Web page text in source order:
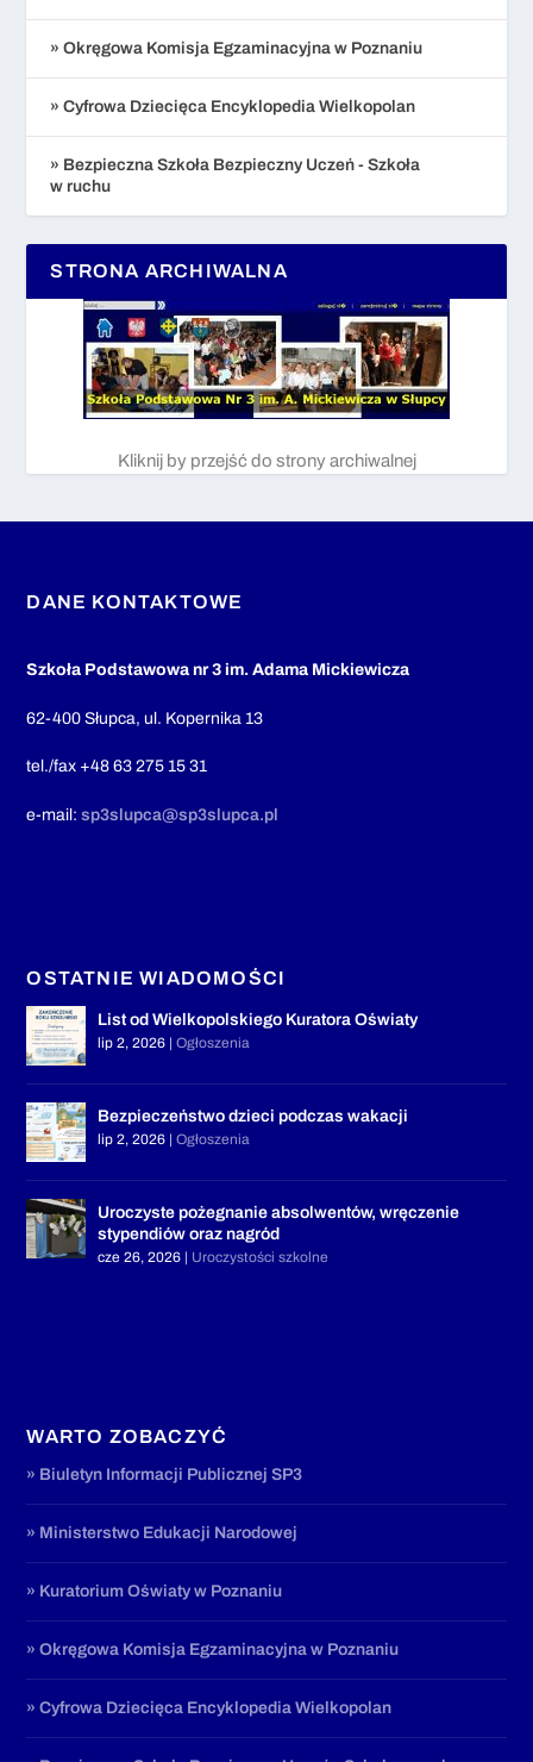
» Okręgowa Komisja Egzaminacyjna w Poznaniu
» Cyfrowa Dziecięca Encyklopedia Wielkopolan
» Bezpieczna Szkoła Bezpieczny Uczeń - Szkoła
w ruchu
STRONA ARCHIWALNA
Kliknij by przejść do strony archiwalnej
DANE KONTAKTOWE
Szkoła Podstawowa nr 3 im. Adama Mickiewicza
62-400 Słupca, ul. Kopernika 13
tel./fax +48 63 275 15 31
e-mail:sp3slupca@sp3slupca.pl
OSTATNIE WIADOMOŚCI
List od Wielkopolskiego Kuratora Oświaty
lip 2, 2026 |Ogłoszenia
Bezpieczeństwo dzieci podczas wakacji
lip 2, 2026 |Ogłoszenia
Uroczyste pożegnanie absolwentów, wręczenie
stypendiów oraz nagród
cze 26, 2026 | Uroczystości szkolne
WARTO ZOBACZYĆ
» Biuletyn Informacji Publicznej SP3
» Ministerstwo Edukacji Narodowej
» Kuratorium Oświaty w Poznaniu
» Okręgowa Komisja Egzaminacyjna w Poznaniu
» Cyfrowa Dziecięca Encyklopedia Wielkopolan